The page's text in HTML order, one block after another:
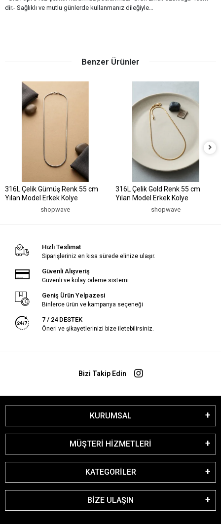
dir.- Sağlıklı ve mutlu günlerde kullanmanız dileğiyle…
Benzer Ürünler
316L Çelik Gümüş Renk 55 cm
Yılan Model Erkek Kolye
shopwave
316L Çelik Gold Renk 55 cm
Yılan Model Erkek Kolye
shopwave
Hızlı Teslimat
Siparişleriniz en kısa sürede elinize ulaşır.
Güvenli Alışveriş
Güvenli ve kolay ödeme sistemi
Geniş Ürün Yelpazesi
Binlerce ürün ve kampanya seçeneği
7 / 24 DESTEK
Öneri ve şikayetlerinizi bize iletebilirsiniz.
Bizi Takip Edin
KURUMSAL
MÜŞTERİ HİZMETLERİ
KATEGORİLER
BİZE ULAŞIN